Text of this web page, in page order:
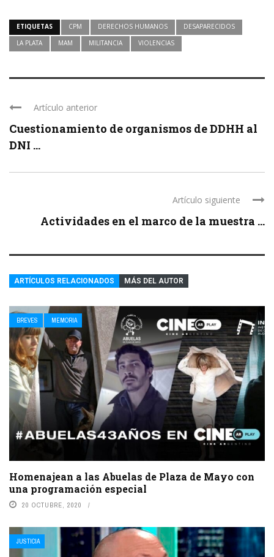
ETIQUETAS CPM DERECHOS HUMANOS
DESAPARECIDOS
LA PLATA
MAM MILITANCIA VIOLENCIAS
Artículo anterior
Cuestionamiento de organismos de DDHH al
DNI ...
Artículo siguiente
Actividades en el marco de la muestra ...
ARTÍCULOS RELACIONADOS MÁS DEL AUTOR
BREVES MEMORIA
Homenajean a las Abuelas de Plaza de Mayo con
una programación especial
20 OCTUBRE, 2020
JUSTICIA